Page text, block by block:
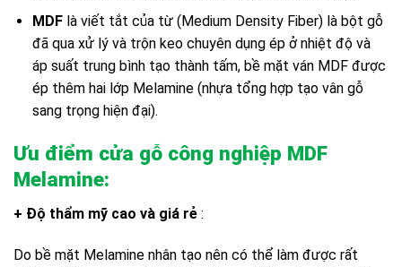
MDFlà viết tắt của từ (Medium Density Fiber) là bột gỗ
đã qua xử lý và trộn keo chuyên dụng ép ở nhiệt độ và
áp suất trung bình tạo thành tấm, bề mặt ván MDF được
ép thêm hai lớp Melamine (nhựa tổng hợp tạo vân gỗ
sang trọng hiện đại).
Ưu điểm cửa gỗ công nghiệp MDF
Melamine:
+ Độ thẩm mỹ cao và giá rẻ :
Do bề mặt Melamine nhân tạo nên có thể làm được rất